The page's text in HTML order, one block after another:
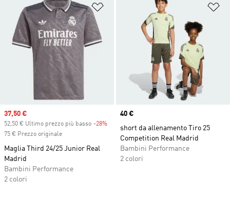
Aggiungi alla lista dei desideri
Sale price
37,50 €
52,50 € Ultimo prezzo più basso -28% Discount
75 € Prezzo originale
Maglia Third 24/25 Junior Real
Madrid
Bambini Performance
2 colori
Price
40 €
short da allenamento Tiro 25
Competition Real Madrid
Bambini Performance
2 colori